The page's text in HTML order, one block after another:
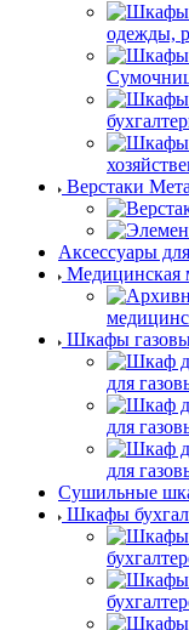
одежды,
Верстаки
Аксессуары
Медицинская
Шкафы
для
для
для
Сушильные
Шкафы